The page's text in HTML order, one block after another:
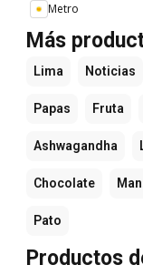
Metro
Más
Lima Noticias
Papas Fruta
Ashwagandha
Chocolate
Pato
Productos